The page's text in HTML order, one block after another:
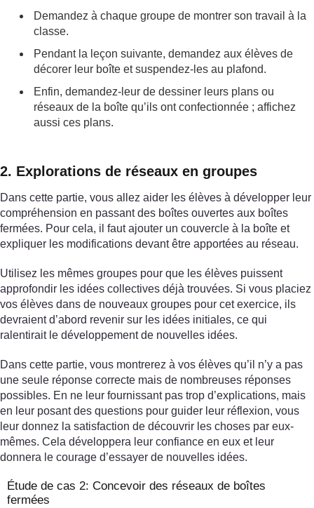
Demandez à chaque groupe de montrer son travail à la
classe.
Pendant la leçon suivante, demandez aux élèves de
décorer leur boîte et suspendez-les au plafond.
Enfin, demandez-leur de dessiner leurs plans ou
réseaux de la boîte qu’ils ont confectionnée ; affichez
aussi ces plans.
2. Explorations de réseaux en groupes
Dans cette partie, vous allez aider les élèves à développer leur
compréhension en passant des boîtes ouvertes aux boîtes
fermées. Pour cela, il faut ajouter un couvercle à la boîte et
expliquer les modifications devant être apportées au réseau.
Utilisez les mêmes groupes pour que les élèves puissent
approfondir les idées collectives déjà trouvées. Si vous placiez
vos élèves dans de nouveaux groupes pour cet exercice, ils
devraient d’abord revenir sur les idées initiales, ce qui
ralentirait le développement de nouvelles idées.
Dans cette partie, vous montrerez à vos élèves qu’il n’y a pas
une seule réponse correcte mais de nombreuses réponses
possibles. En ne leur fournissant pas trop d’explications, mais
en leur posant des questions pour guider leur réflexion, vous
leur donnez la satisfaction de découvrir les choses par eux-
mêmes. Cela développera leur confiance en eux et leur
donnera le courage d’essayer de nouvelles idées.
Étude de cas 2: Concevoir des réseaux de boîtes
fermées